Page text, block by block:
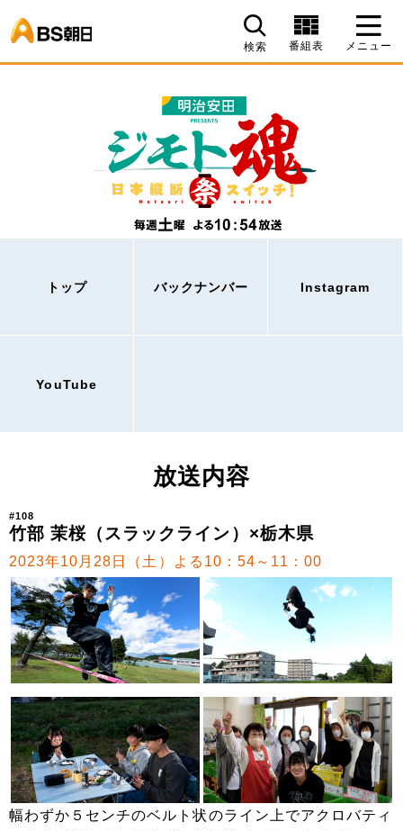
検索 番組表 メニュー
トップ バックナンバー Instagram
YouTube
放送内容
#108
竹部 茉桜（スラックライン）×栃木県
2023年10月28日（土）よる10：54～11：00
幅わずか５センチのベルト状のライン上でアクロバティ